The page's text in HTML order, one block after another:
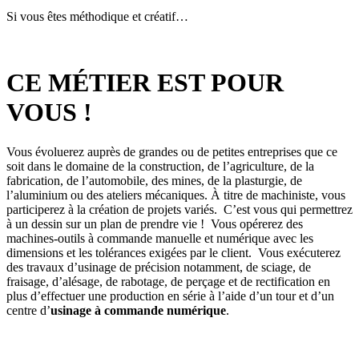
Si vous êtes méthodique et créatif…
CE MÉTIER EST POUR
VOUS !
Vous évoluerez auprès de grandes ou de petites entreprises que ce
soit dans le domaine de la construction, de l’agriculture, de la
fabrication, de l’automobile, des mines, de la plasturgie, de
l’aluminium ou des ateliers mécaniques. À titre de machiniste, vous
participerez à la création de projets variés. C’est vous qui permettrez
à un dessin sur un plan de prendre vie ! Vous opérerez des
machines-outils à commande manuelle et numérique avec les
dimensions et les tolérances exigées par le client. Vous exécuterez
des travaux d’usinage de précision notamment, de sciage, de
fraisage, d’alésage, de rabotage, de perçage et de rectification en
plus d’effectuer une production en série à l’aide d’un tour et d’un
centre d’usinage à commande numérique.